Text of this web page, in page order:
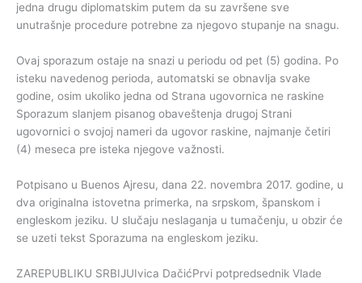
jedna drugu diplomatskim putem da su završene sve
unutrašnje procedure potrebne za njegovo stupanje na snagu.
Ovaj sporazum ostaje na snazi u periodu od pet (5) godina. Po
isteku navedenog perioda, automatski se obnavlja svake
godine, osim ukoliko jedna od Strana ugovornica ne raskine
Sporazum slanjem pisanog obaveštenja drugoj Strani
ugovornici o svojoj nameri da ugovor raskine, najmanje četiri
(4) meseca pre isteka njegove važnosti.
Potpisano u Buenos Ajresu, dana 22. novembra 2017. godine, u
dva originalna istovetna primerka, na srpskom, španskom i
engleskom jeziku. U slučaju neslaganja u tumačenju, u obzir će
se uzeti tekst Sporazuma na engleskom jeziku.
ZAREPUBLIKU SRBIJUIvica DačićPrvi potpredsednik Vlade